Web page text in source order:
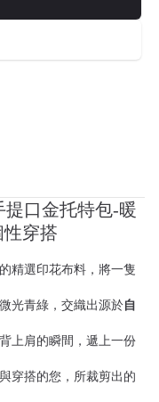
提口金托特包-暖
穿搭
精選印花布料，將一隻
光青綠，交織出源於自
上肩的瞬間，遞上一份
穿搭的您，所裁剪出的